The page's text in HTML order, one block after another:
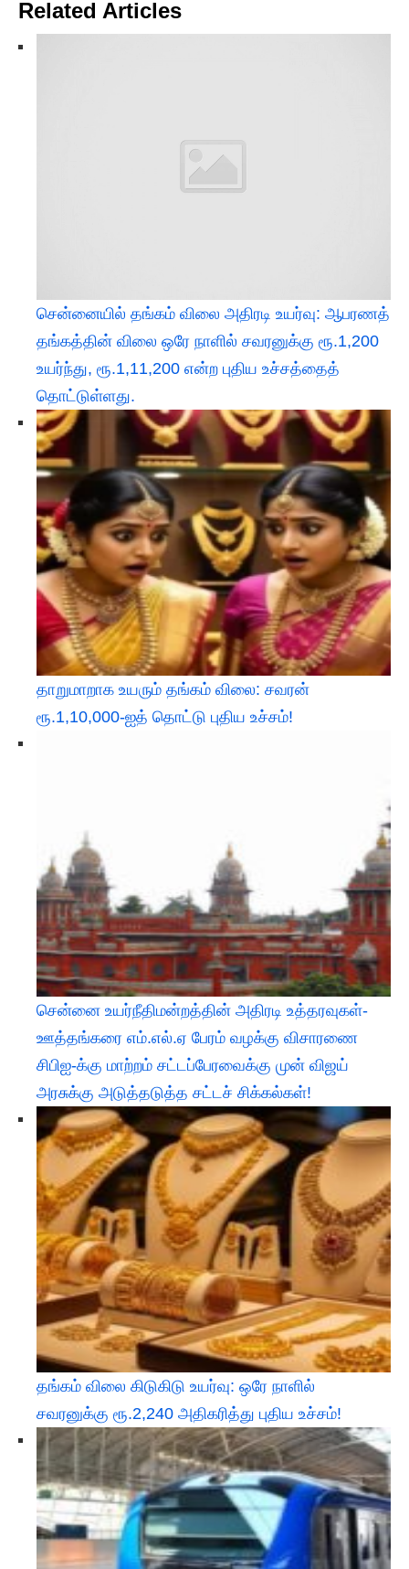
Related Articles
சென்னையில் தங்கம் விலை அதிரடி உயர்வு: ஆபரணத்
தங்கத்தின் விலை ஒரே நாளில் சவரனுக்கு ரூ.1,200
உயர்ந்து, ரூ.1,11,200 என்ற புதிய உச்சத்தைத்
தொட்டுள்ளது.
தாறுமாறாக உயரும் தங்கம் விலை: சவரன்
ரூ.1,10,000-ஐத் தொட்டு புதிய உச்சம்!
சென்னை உயர்நீதிமன்றத்தின் அதிரடி உத்தரவுகள்-
ஊத்தங்கரை எம்.எல்.ஏ பேரம் வழக்கு விசாரணை
சிபிஐ-க்கு மாற்றம் சட்டப்பேரவைக்கு முன் விஜய்
அரசுக்கு அடுத்தடுத்த சட்டச் சிக்கல்கள்!
தங்கம் விலை கிடுகிடு உயர்வு: ஒரே நாளில்
சவரனுக்கு ரூ.2,240 அதிகரித்து புதிய உச்சம்!